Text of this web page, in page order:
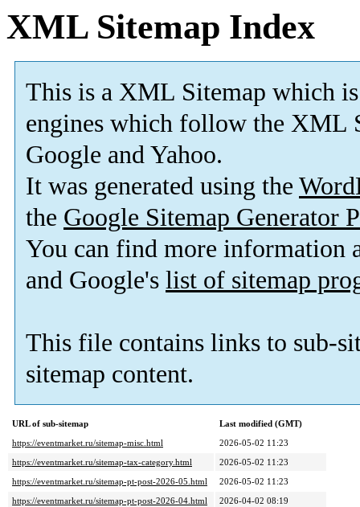
XML Sitemap Index
This is a XML Sitemap which is
engines which follow the XML
Google and Yahoo.
It was generated using the
the Google Sitemap Generator
You can find more information
and Google's list of sitemap
This file contains links to sub-
sitemap content.
URL of sub-sitemap
Last modified (GMT)
https://eventmarket.ru/sitemap-misc.html
2026-05-02 11:23
https://eventmarket.ru/sitemap-tax-category.html
2026-05-02 11:23
https://eventmarket.ru/sitemap-pt-post-2026-05.html
2026-05-02 11:23
https://eventmarket.ru/sitemap-pt-post-2026-04.html
2026-04-02 08:19